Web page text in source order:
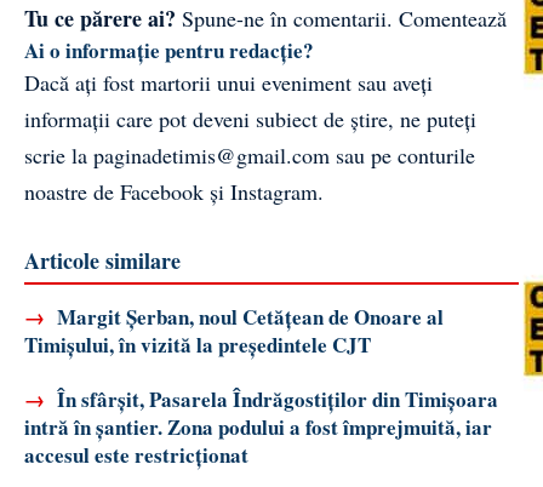
Tu ce părere ai? Spune-ne în comentarii. Comentează
Ai o informație pentru redacție?
Dacă ați fost martorii unui eveniment sau aveți
informații care pot deveni subiect de știre, ne puteți
scrie la paginadetimis@gmail.com sau pe conturile
noastre de Facebook și Instagram.
Articole similare
→ Margit Șerban, noul Cetățean de Onoare al
Timișului, în vizită la președintele CJT
→ În sfârșit, Pasarela Îndrăgostiților din Timișoara
intră în șantier. Zona podului a fost împrejmuită, iar
accesul este restricționat